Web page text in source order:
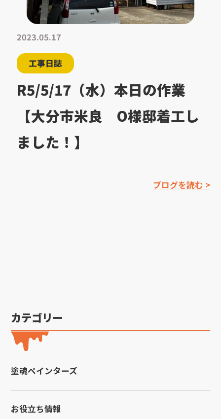
2023.05.17
工事日誌
R5/5/17（水）本日の作業
【大分市米良 O様邸着工し
ました！】
ブログを読む >
カテゴリー
塗魂ペインターズ
お役立ち情報